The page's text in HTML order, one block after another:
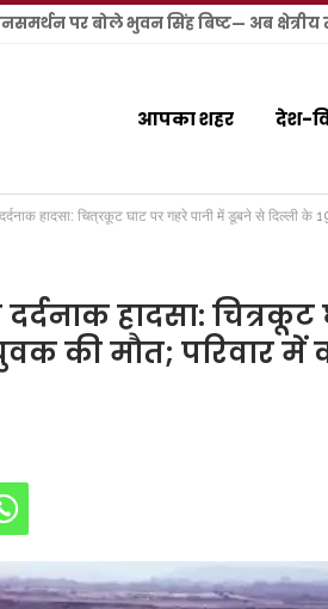
पर बोले भुवन सिंह बिष्ट— अब
आपका शहर देश-
हादसा: चित्रकूट घाट पर गहरे पानी में डूबने से दिल्ली के
हादसा:
की मौत; परिवार में